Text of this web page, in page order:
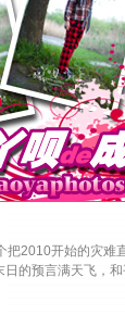
2010开始的灾难
的预言满天飞，和